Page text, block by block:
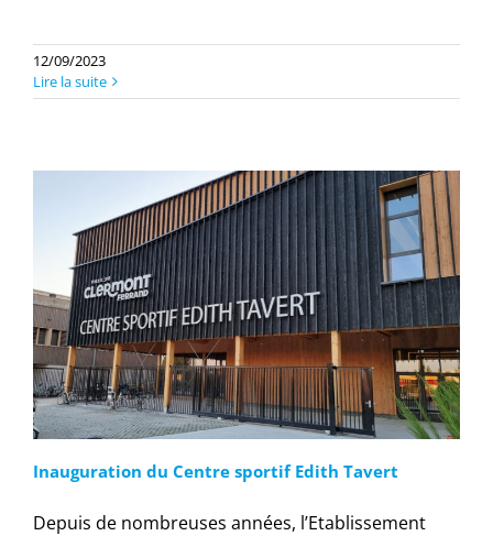
12/09/2023
Lire la suite
Inauguration du Centre sportif Edith Tavert
Depuis de nombreuses années, l’Etablissement